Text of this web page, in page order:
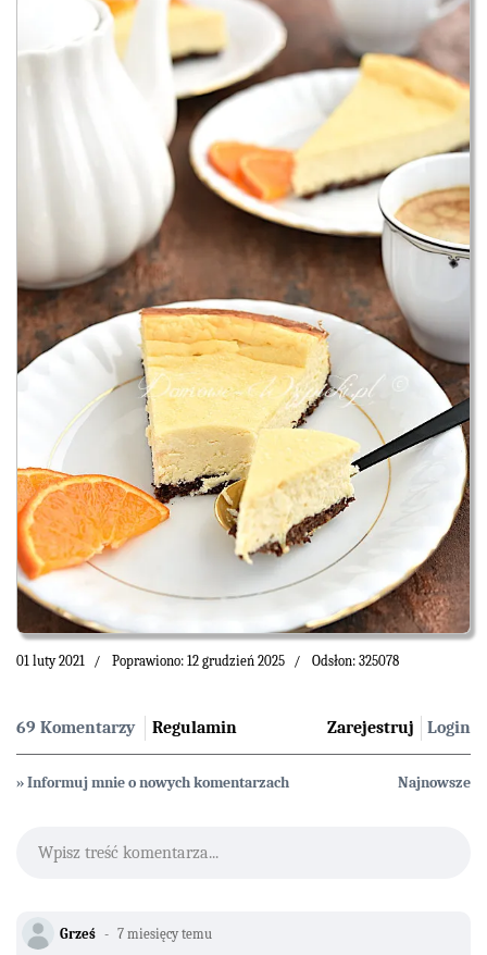
01 luty 2021 Poprawiono: 12 grudzień 2025 Odsłon: 325078
69 Komentarzy Regulamin Login
Zarejestruj
» Informuj mnie o nowych komentarzach Najnowsze
Wpisz treść komentarza...
Grześ 7 miesięcy temu